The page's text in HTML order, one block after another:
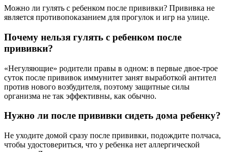
Можно ли гулять с ребенком после прививки? Прививка не
является противопоказанием для прогулок и игр на улице.
Почему нельзя гулять с ребенком после
прививки?
«Негуляющие» родители правы в одном: в первые двое-трое
суток после прививок иммунитет занят выработкой антител
против нового возбудителя, поэтому защитные силы
организма не так эффективны, как обычно.
Нужно ли после прививки сидеть дома ребенку?
Не уходите домой сразу после прививки, подождите полчаса,
чтобы удостовериться, что у ребенка нет аллергической